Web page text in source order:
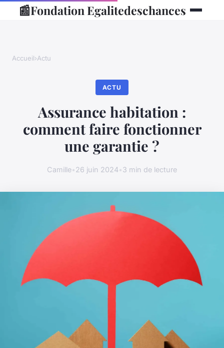
📰Fondation Egalitedeschances
Accueil›Actu
ACTU
Assurance habitation :
comment faire fonctionner
une garantie ?
Camille•26 juin 2024•3 min de lecture